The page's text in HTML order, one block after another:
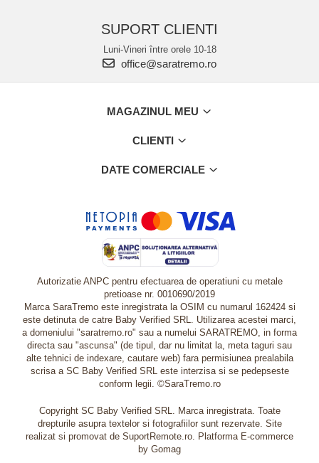
SUPORT CLIENTI
Luni-Vineri între orele 10-18
office@saratremo.ro
MAGAZINUL MEU
CLIENTI
DATE COMERCIALE
Autorizatie ANPC pentru efectuarea de operatiuni cu metale
pretioase nr. 0010690/2019
Marca SaraTremo este inregistrata la OSIM cu numarul 162424 si
este detinuta de catre Baby Verified SRL. Utilizarea acestei marci,
a domeniului "saratremo.ro" sau a numelui SARATREMO, in forma
directa sau "ascunsa" (de tipul, dar nu limitat la, meta taguri sau
alte tehnici de indexare, cautare web) fara permisiunea prealabila
scrisa a SC Baby Verified SRL este interzisa si se pedepseste
conform legii. ©SaraTremo.ro
Copyright SC Baby Verified SRL. Marca inregistrata. Toate
drepturile asupra textelor si fotografiilor sunt rezervate. Site
realizat si promovat de SuportRemote.ro. Platforma E-commerce
by Gomag